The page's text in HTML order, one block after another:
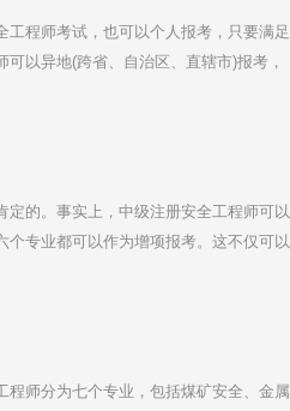
程师考试，也可以个人报考，只要满足
以异地(跨省、自治区、直辖市)报考，
的。事实上，中级注册安全工程师可以
专业都可以作为增项报考。这不仅可以
师分为七个专业，包括煤矿安全、金属